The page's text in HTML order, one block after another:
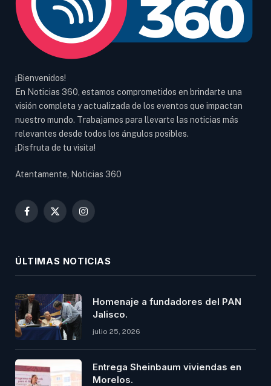
¡Bienvenidos!
En Noticias 360, estamos comprometidos en brindarte una
visión completa y actualizada de los eventos que impactan
nuestro mundo. Trabajamos para llevarte las noticias más
relevantes desde todos los ángulos posibles.
¡Disfruta de tu visita!
Atentamente, Noticias 360
Facebook
X
Instagram
ÚLTIMAS NOTICIAS
Homenaje a fundadores del PAN
Jalisco.
julio 25, 2026
Entrega Sheinbaum viviendas en
Morelos.